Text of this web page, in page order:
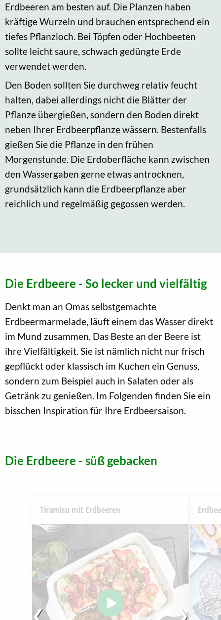
Erdbeeren am besten auf. Die Planzen haben
kräftige Wurzeln und brauchen entsprechend ein
tiefes Pflanzloch. Bei Töpfen oder Hochbeeten
sollte leicht saure, schwach gedüngte Erde
verwendet werden.
Den Boden sollten Sie durchweg relativ feucht
halten, dabei allerdings nicht die Blätter der
Pflanze übergießen, sondern den Boden direkt
neben Ihrer Erdbeerpflanze wässern. Bestenfalls
gießen Sie die Pflanze in den frühen
Morgenstunde. Die Erdoberfläche kann zwischen
den Wassergaben gerne etwas antrocknen,
grundsätzlich kann die Erdbeerpflanze aber
reichlich und regelmäßig gegossen werden.
Die Erdbeere - So lecker und vielfältig
Denkt man an Omas selbstgemachte
Erdbeermarmelade, läuft einem das Wasser direkt
im Mund zusammen. Das Beste an der Beere ist
ihre Vielfältigkeit. Sie ist nämlich nicht nur frisch
gepflückt oder klassisch im Kuchen ein Genuss,
sondern zum Beispiel auch in Salaten oder als
Getränk zu genießen. Im Folgenden finden Sie ein
bisschen Inspiration für Ihre Erdbeersaison.
Die Erdbeere - süß gebacken
Tiramisu mit Erdbeeren